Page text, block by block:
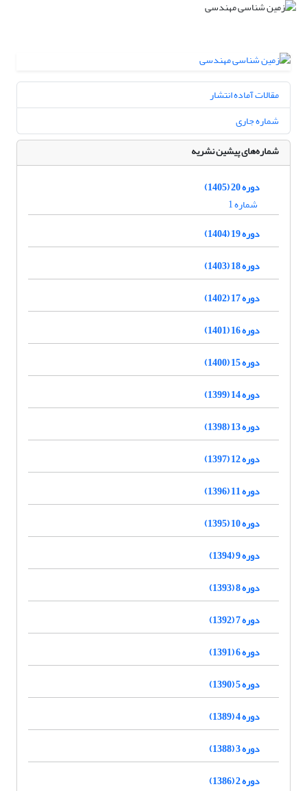
مقالات آماده انتشار
شماره جاری
شماره‌های پیشین نشریه
دوره 20 (1405)
شماره 1
دوره 19 (1404)
دوره 18 (1403)
دوره 17 (1402)
دوره 16 (1401)
دوره 15 (1400)
دوره 14 (1399)
دوره 13 (1398)
دوره 12 (1397)
دوره 11 (1396)
دوره 10 (1395)
دوره 9 (1394)
دوره 8 (1393)
دوره 7 (1392)
دوره 6 (1391)
دوره 5 (1390)
دوره 4 (1389)
دوره 3 (1388)
دوره 2 (1386)